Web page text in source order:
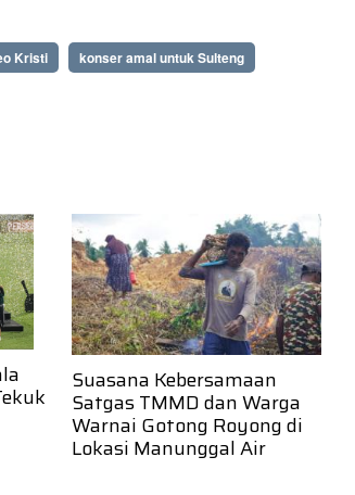
Kristi konser amal untuk Sulteng
Suasana Kebersamaan
Satgas TMMD dan Warga
Warnai Gotong Royong di
Lokasi Manunggal Air